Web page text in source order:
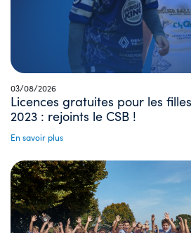
03/08/2026
Licences gratuites pour les
2023 : rejoints le CSB !
En savoir plus